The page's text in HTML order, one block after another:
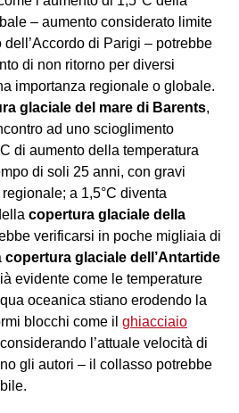
– aumento considerato limite
di Parigi – potrebbe
di non ritorno per diversi
importanza regionale o globale.
glaciale del mare di Barents,
ad uno scioglimento
di aumento della temperatura
di soli 25 anni, con gravi
a 1,5°C diventa
copertura glaciale della
verificarsi in poche migliaia di
copertura glaciale dell’Antartide
evidente come le temperature
oceanica stiano erodendo la
blocchi come il ghiacciaio
l’attuale velocità di
gli autori – il collasso potrebbe